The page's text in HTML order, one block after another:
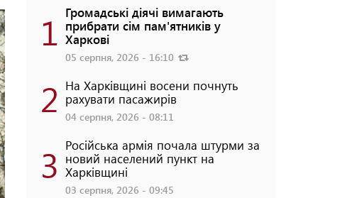
1 Громадські діячі вимагають
прибрати сім пам'ятників у
Харкові
05 серпня, 2026 - 16:10
2 На Харківщині восени почнуть
рахувати пасажирів
04 серпня, 2026 - 08:11
3 Російська армія почала штурми за
новий населений пункт на
Харківщині
03 серпня, 2026 - 09:45